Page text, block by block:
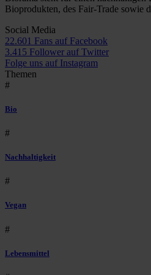
Bioprodukten, des Fair-Trade sowie
Social Media
22.601 Fans auf Facebook
3.415 Follower auf Twitter
Folge uns auf Instagram
Themen
#
Bio
#
Nachhaltigkeit
#
Vegan
#
Lebensmittel